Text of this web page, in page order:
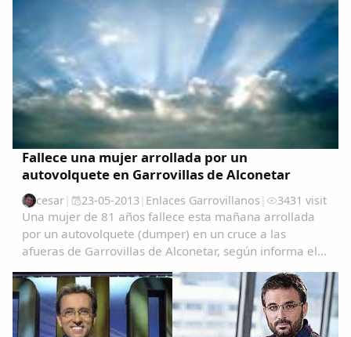
Fallece una mujer arrollada por un
autovolquete en Garrovillas de Alconetar
cesar| 23-05-2013| Enlaces Garrovillanos | 3431 visit
Una mujer de 81 años fallece esta mañana arrollada
por un autovolquete (dumper) en un cruce a las
afueras de Garrovillas de Alconetar, según informa el
servicio de emergencias 112 de Extremadura.El
accidente se ha producido a las 9.30 de la mañana
en...